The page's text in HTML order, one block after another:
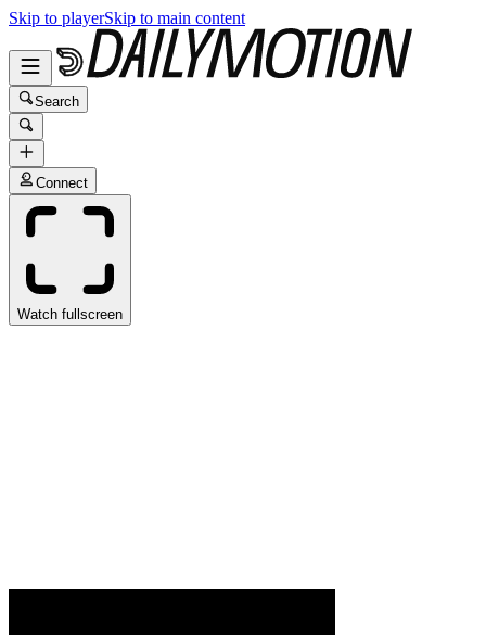
Skip to playerSkip to main content
Search
Connect
Watch fullscreen